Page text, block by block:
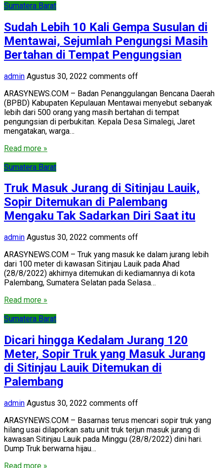
Sumatera Barat
Sudah Lebih 10 Kali Gempa Susulan di
Mentawai, Sejumlah Pengungsi Masih
Bertahan di Tempat Pengungsian
admin Agustus 30, 2022 comments off
ARASYNEWS.COM – Badan Penanggulangan Bencana Daerah
(BPBD) Kabupaten Kepulauan Mentawai menyebut sebanyak
lebih dari 500 orang yang masih bertahan di tempat
pengungsian di perbukitan. Kepala Desa Simalegi, Jaret
mengatakan, warga…
Read more »
Sumatera Barat
Truk Masuk Jurang di Sitinjau Lauik,
Sopir Ditemukan di Palembang
Mengaku Tak Sadarkan Diri Saat itu
admin Agustus 30, 2022 comments off
ARASYNEWS.COM – Truk yang masuk ke dalam jurang lebih
dari 100 meter di kawasan Sitinjau Lauik pada Ahad
(28/8/2022) akhirnya ditemukan di kediamannya di kota
Palembang, Sumatera Selatan pada Selasa…
Read more »
Sumatera Barat
Dicari hingga Kedalam Jurang 120
Meter, Sopir Truk yang Masuk Jurang
di Sitinjau Lauik Ditemukan di
Palembang
admin Agustus 30, 2022 comments off
ARASYNEWS.COM – Basarnas terus mencari sopir truk yang
hilang usai dilaporkan satu unit truk terjun masuk jurang di
kawasan Sitinjau Lauik pada Minggu (28/8/2022) dini hari.
Dump Truk berwarna hijau…
Read more »